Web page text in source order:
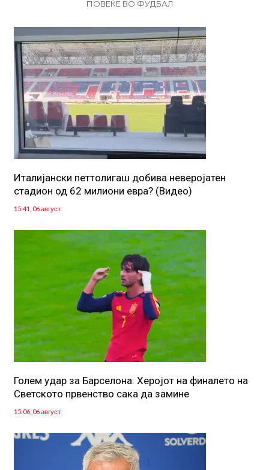
ПОВЕЌЕ ВО ФУДБАЛ
Италијански петтолигаш добива неверојатен
стадион од 62 милиони евра? (Видео)
15:41, 06 август
Голем удар за Барселона: Херојот на финалето на
Светското првенство сака да замине
15:06, 06 август